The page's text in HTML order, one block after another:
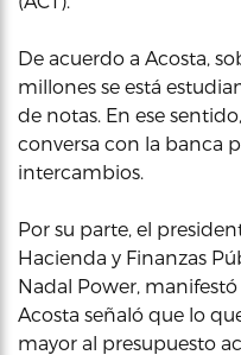
De acuerdo a Acosta,
millones se está
de notas. En ese
conversa con la banca
intercambios.
Por su parte, el
Hacienda y Finanzas
Nadal Power,
Acosta señaló que lo
mayor al presupuesto